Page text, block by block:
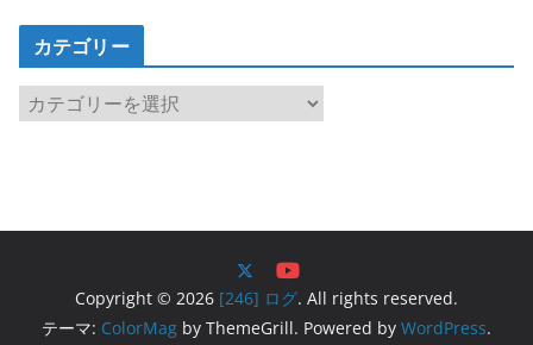
カテゴリー
カ
テ
Copyright © 2026 [246] ログ. All rights reserved.
テーマ: ColorMag by ThemeGrill. Powered by WordPress.